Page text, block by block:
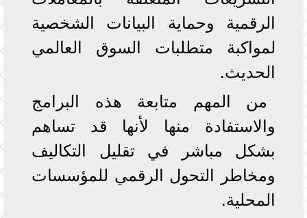
الرقمية وحماية البيانات الشخصية
لمواكبة متطلبات السوق العالمي
الحديث.
من المهم متابعة هذه البرامج
والاستفادة منها لأنها قد تساهم
بشكل مباشر في تقليل التكاليف
ومخاطر التحول الرقمي للمؤسسات
المحلية.